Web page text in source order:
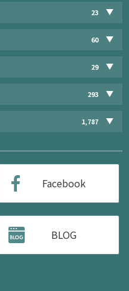
23
60
29
293
1,787
Facebook
BLOG